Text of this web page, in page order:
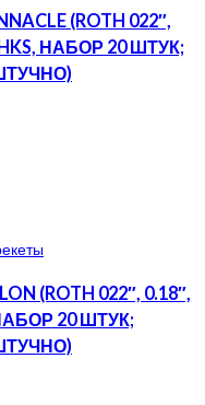
(ROTH 022″,
НАБОР 20 ШТУК;
(ROTH 022″, 0.18″,
НАБОР 20 ШТУК;